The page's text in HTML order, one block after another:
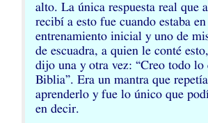
alto. La única respuesta real que
recibí a esto fue cuando estaba en
entrenamiento inicial y uno de
de escuadra, a quien le conté
dijo una y otra vez: “Creo todo lo
Biblia”. Era un mantra que
aprenderlo y fue lo único que
en decir.